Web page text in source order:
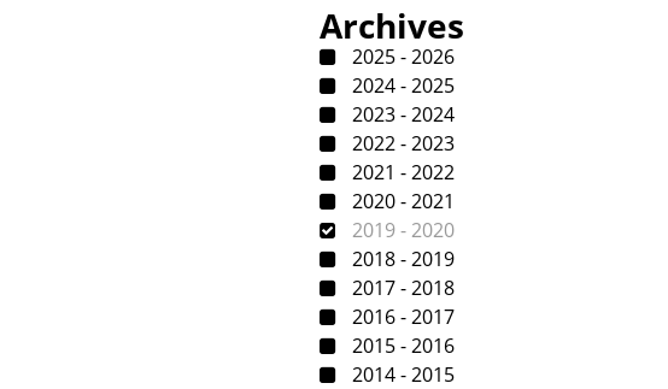
Archives
2025 - 2026
2024 - 2025
2023 - 2024
2022 - 2023
2021 - 2022
2020 - 2021
2019 - 2020
2018 - 2019
2017 - 2018
2016 - 2017
2015 - 2016
2014 - 2015